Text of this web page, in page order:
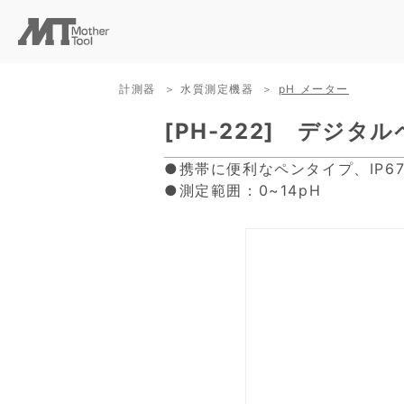
計測器 水質測定機器 pH メーター
[PH-222] デジタル
●携帯に便利なペンタイプ、
●測定範囲：0~14pH